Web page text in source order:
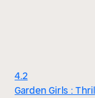
4.2
Garden Girls :